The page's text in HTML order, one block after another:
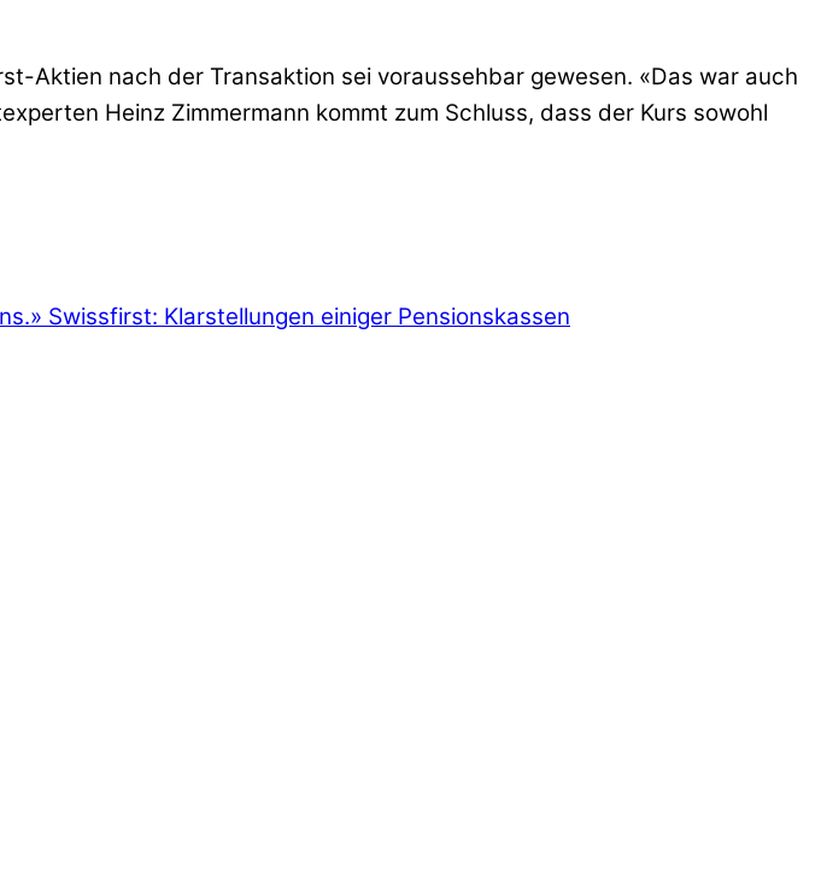
Aktien nach der Transaktion sei voraussehbar gewesen. «Das war auch
Heinz Zimmermann kommt zum Schluss, dass der Kurs sowohl
» Swissfirst: Klarstellungen einiger Pensionskassen